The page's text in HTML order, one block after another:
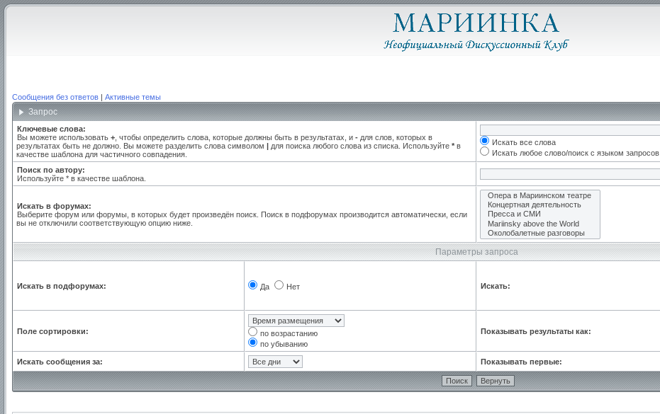
Сообщения без ответов | Активные темы
Запрос
Ключевые слова:
Вы можете использовать + , чтобы определить слова, которые должны быть в результатах, и - для слов, которых в
результатах быть не должно. Вы можете разделить слова символом | для поиска любого слова из списка. Используйте * в
качестве шаблона для частичного совпадения.
Искать все слова
Искать любое слово/поиск с языком запросов
Поиск по автору:
Используйте * в качестве шаблона.
Искать в форумах:
Выберите форум или форумы, в которых будет произведён поиск. Поиск в подфорумах производится автоматически, если
вы не отключили соответствующую опцию ниже.
Параметры запроса
Искать в подфорумах: Да Нет Искать:
Поле сортировки:
по возрастанию
по убыванию
Показывать результаты как:
Искать сообщения за: Показывать первые: